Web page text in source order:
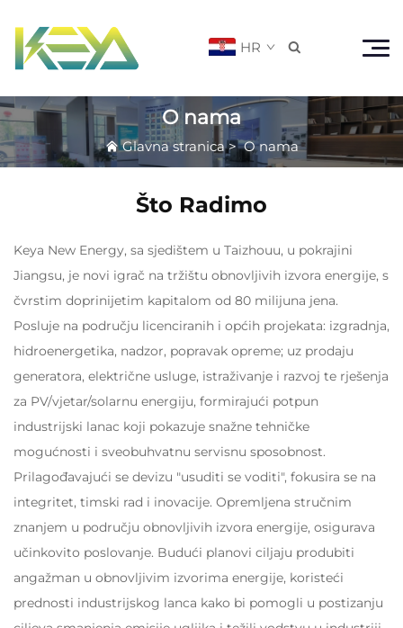
HR 
O nama
Glavna stranica>O nama
Što Radimo
Keya New Energy, sa sjedištem u Taizhouu, u pokrajini
Jiangsu, je novi igrač na tržištu obnovljivih izvora energije, s
čvrstim doprinijetim kapitalom od 80 milijuna jena.
Posluje na području licenciranih i općih projekata: izgradnja,
hidroenergetika, nadzor, popravak opreme; uz prodaju
generatora, električne usluge, istraživanje i razvoj te rješenja
za PV/vjetar/solarnu energiju, formirajući potpun
industrijski lanac koji pokazuje snažne tehničke
mogućnosti i sveobuhvatnu servisnu sposobnost.
Prilagođavajući se devizu "usuditi se voditi", fokusira se na
integritet, timski rad i inovacije. Opremljena stručnim
znanjem u području obnovljivih izvora energije, osigurava
učinkovito poslovanje. Budući planovi ciljaju produbiti
angažman u obnovljivim izvorima energije, koristeći
prednosti industrijskog lanca kako bi pomogli u postizanju